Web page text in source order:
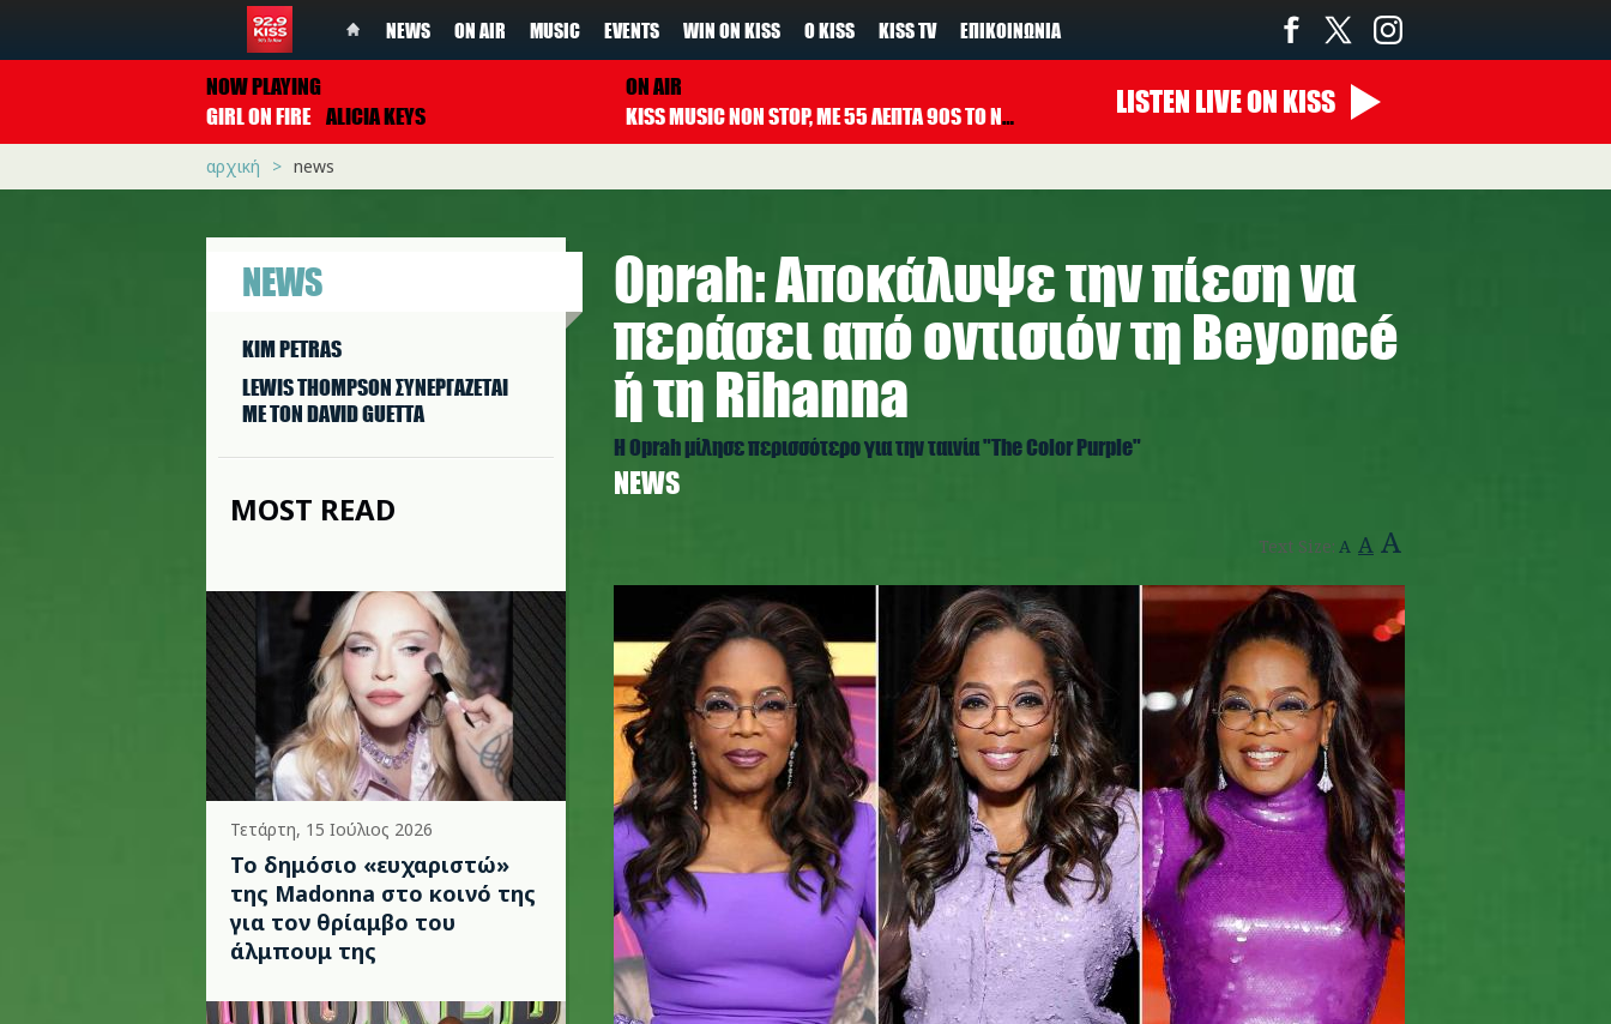
NEWS ON AIR MUSIC EVENTS WIN ON KISS Ο KISS KISS TV ΕΠΙΚΟΙΝΩΝΊΑ
NOW PLAYING
GIRL ON FIRE ALICIA KEYS
ON AIR
KISS MUSIC NON STOP, ΜΕ 55 ΛΕΠΤΑ 90S TO NOW ΚΑΘΕ ΩΡΑ
00:00 - 10:00
LISTEN LIVEON KISS
αρχική news
NEWS
KIM PETRAS
LEWIS THOMPSON ΣΥΝΕΡΓAΖΕΤΑΙ
ΜΕ ΤΟΝ DAVID GUETTA
MOST READ
Τετάρτη, 15 Ιούλιος 2026
Το δημόσιο «ευχαριστώ»
της Madonna στο κοινό της
για τον θρίαμβο του
άλμπουμ της
Oprah: Αποκάλυψε την πίεση να
περάσει από οντισιόν τη Beyoncé
ή τη Rihanna
Η Oprah μίλησε περισσότερο για την ταινία "The Color Purple"
NEWS
Text Size: A A A
o.jpg